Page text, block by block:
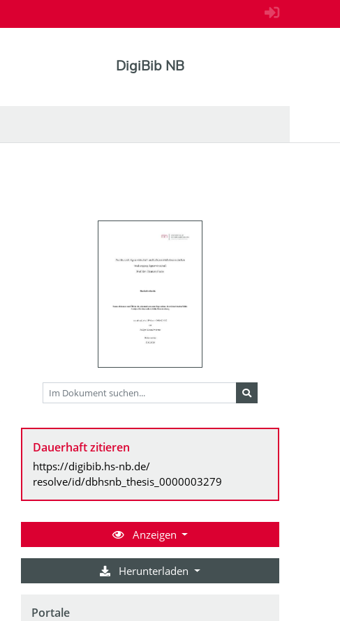
DigiBib NB
Dauerhaft zitieren
https://digibib.hs-nb.de/
resolve/id/dbhsnb_thesis_0000003279
Anzeigen
Herunterladen
Portale